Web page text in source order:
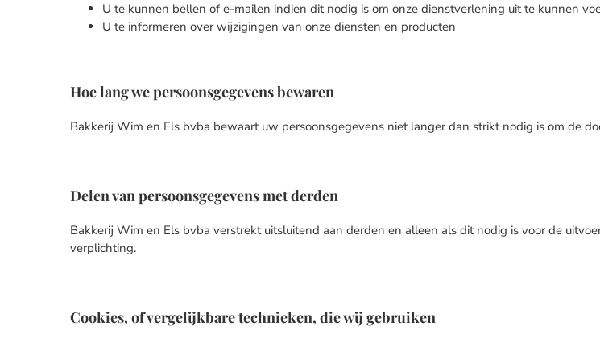
U te kunnen bellen of e-mailen indien dit nodig is om onze dienstverlening uit te kunnen
U te informeren over wijzigingen van onze diensten en producten
Hoe lang we persoonsgegevens bewaren
Bakkerij Wim en Els bvba bewaart uw persoonsgegevens niet langer dan strikt nodig is om de
Delen van persoonsgegevens met derden
Bakkerij Wim en Els bvba verstrekt uitsluitend aan derden en alleen als dit nodig is voor de
verplichting.
Cookies, of vergelijkbare technieken, die wij gebruiken